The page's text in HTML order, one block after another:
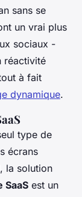
sans se
un vrai plus
sociaux -
réactivité
à fait
dynamique.
type de
écrans
la solution
SaaS est un